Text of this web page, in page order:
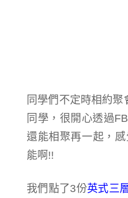
同學們不定時相約
同學，很開心透過
還能相聚再一起，
能啊!!
我們點了3份英式三